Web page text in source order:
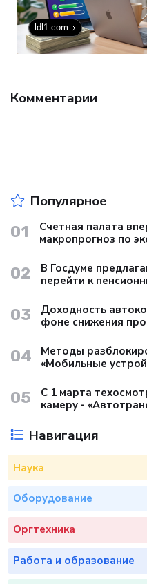
ldl1.com
Комментарии
Популярное
01
Счетная палата
макропрогноз по
02
В Госдуме
перейти к
03
Доходность
фоне снижения
04
Методы
«Мобильные
05
С 1 марта
камеру -
Навигация
Наука
Оборудование
Оргтехника
Работа и образование